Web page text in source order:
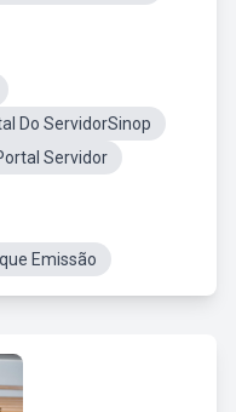
Do ServidorSinop
Servidor
Emissão